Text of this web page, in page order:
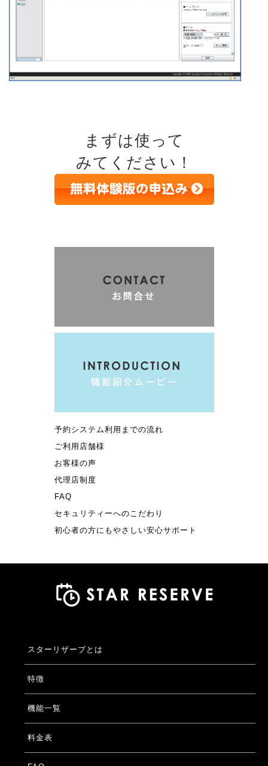
まずは使って
みてください！
予約システム利用までの流れ
ご利用店舗様
お客様の声
代理店制度
FAQ
セキュリティーへのこだわり
初心者の方にもやさしい安心サポート
スターリザーブとは
特徴
機能一覧
料金表